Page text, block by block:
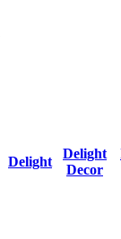
Delight
Delight
Decor